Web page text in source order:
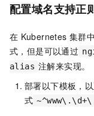
配置域名支持正
在 Kubernetes 集群
式，但是可以通过
alias 注解来实现。
部署以下模板，
式